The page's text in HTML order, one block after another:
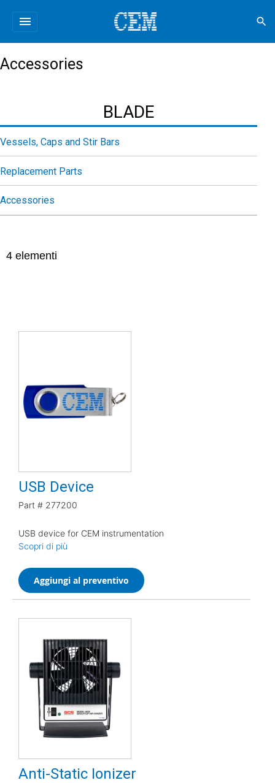
menu search
Accessories
4 elementi
USB Device
Part # 277200
USB device for CEM instrumentation
Scopri di più
Aggiungi al preventivo
Anti-Static Ionizer
BLADE
Vessels, Caps and Stir Bars
Replacement Parts
Accessories